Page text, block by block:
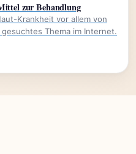
zur Behandlung
Krankheit vor allem von
Thema im Internet.